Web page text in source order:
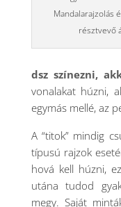
Mandalarajzolás
résztvevő
dsz színezni,
vonalakat húzni,
egymás mellé, az
A “titok” mindig
típusú rajzok
hová kell húzni,
utána tudod
megy. Saját